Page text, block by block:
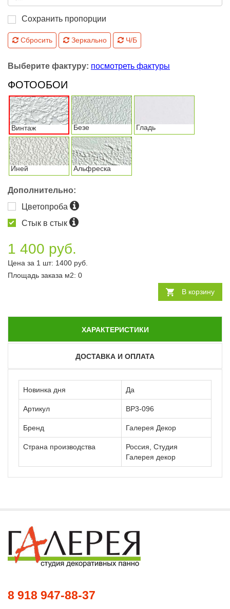
Сохранить пропорции
Сбросить Зеркально Ч/Б
Выберите фактуру: посмотреть фактуры
ФОТООБОИ
Винтаж Безе Гладь
Иней Альфреска
Дополнительно:
Цветопроба
Стык в стык
1 400 руб.
Цена за 1 шт: 1400 руб.
Площадь заказа м2: 0
В корзину
ХАРАКТЕРИСТИКИ
ДОСТАВКА И ОПЛАТА
Новинка дня Да
Артикул ВР3-096
Бренд Галерея Декор
Страна производства
Россия, Студия
Галерея декор
8 918 947-88-37